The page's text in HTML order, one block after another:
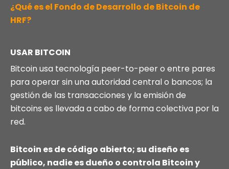
¿Qué es el Fondo de Desarrollo de Bitcoin de
HRF?
USAR BITCOIN
Bitcoin usa tecnología peer-to-peer o entre pares
para operar sin una autoridad central o bancos; la
gestión de las transacciones y la emisión de
bitcoins es llevada a cabo de forma colectiva por la
red.
Bitcoin es de código abierto; su diseño es
público, nadie es dueño o controla Bitcoin y